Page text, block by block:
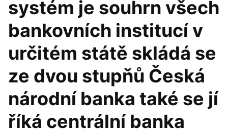
systém je souhrn všech
bankovních institucí v
určitém státě skládá se
ze dvou stupňů Česká
národní banka také se jí
říká centrální banka